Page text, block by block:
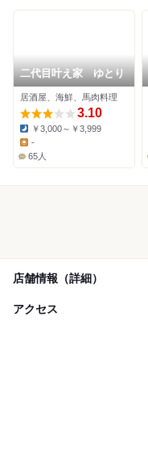
二代目叶え家 ゆとり
居酒屋、海鮮、馬肉料理
3.10
Dinner:
￥3,000～￥3,999
Lunch:
-
65人
店舗情報（詳細）
アクセス